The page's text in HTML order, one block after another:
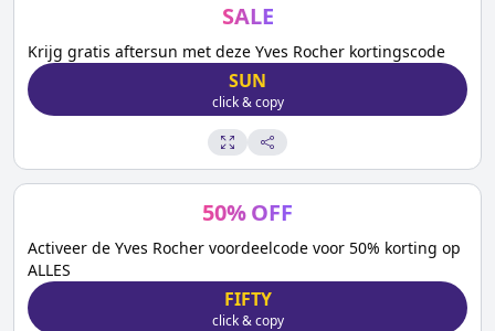
SALE
Krijg gratis aftersun met deze Yves Rocher kortingscode
SUN
click & copy
50%OFF
Activeer de Yves Rocher voordeelcode voor 50% korting op
ALLES
FIFTY
click & copy